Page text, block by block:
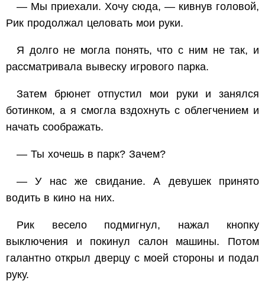
— Мы приехали. Хочу сюда, — кивнув головой,
Рик продолжал целовать мои руки.
Я долго не могла понять, что с ним не так, и
рассматривала вывеску игрового парка.
Затем брюнет отпустил мои руки и занялся
ботинком, а я смогла вздохнуть с облегчением и
начать соображать.
— Ты хочешь в парк? Зачем?
— У нас же свидание. А девушек принято
водить в кино на них.
Рик весело подмигнул, нажал кнопку
выключения и покинул салон машины. Потом
галантно открыл дверцу с моей стороны и подал
руку.